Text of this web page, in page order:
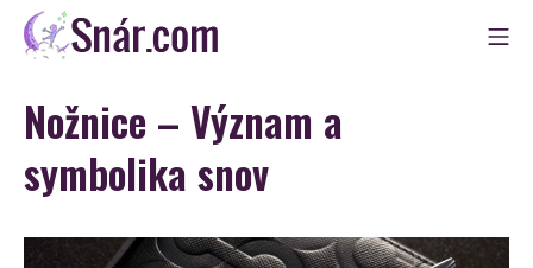
Skip
Snár
Nožnice – Význam a
symbolika snov